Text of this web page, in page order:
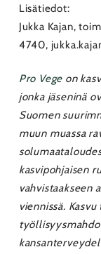
Lisätiedot:
Jukka Kajan,
4740,
Pro Vege on
jonka jäseninä
Suomen
muun muassa
kasvipohjaisen
vahvistaakseen
viennissä.